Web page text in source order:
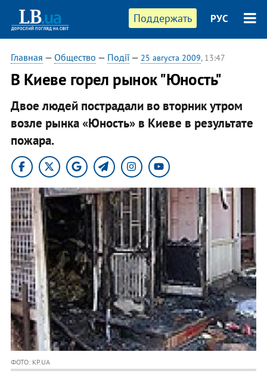
Поддержать РУС
Главная — Общество — Події— 25 августа 2009, 13:47
В Киеве горел рынок "Юность"
Двое людей пострадали во вторник утром
возле рынка «Юность» в Киеве в результате
пожара.
ФОТО: KP.UA